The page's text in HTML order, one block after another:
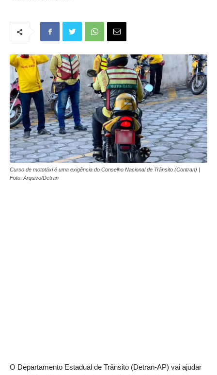
Curso de mototáxi é uma exigência do Conselho Nacional de Trânsito (Contran) |
Foto: Arquivo/Detran
O Departamento Estadual de Trânsito (Detran-AP) vai ajudar